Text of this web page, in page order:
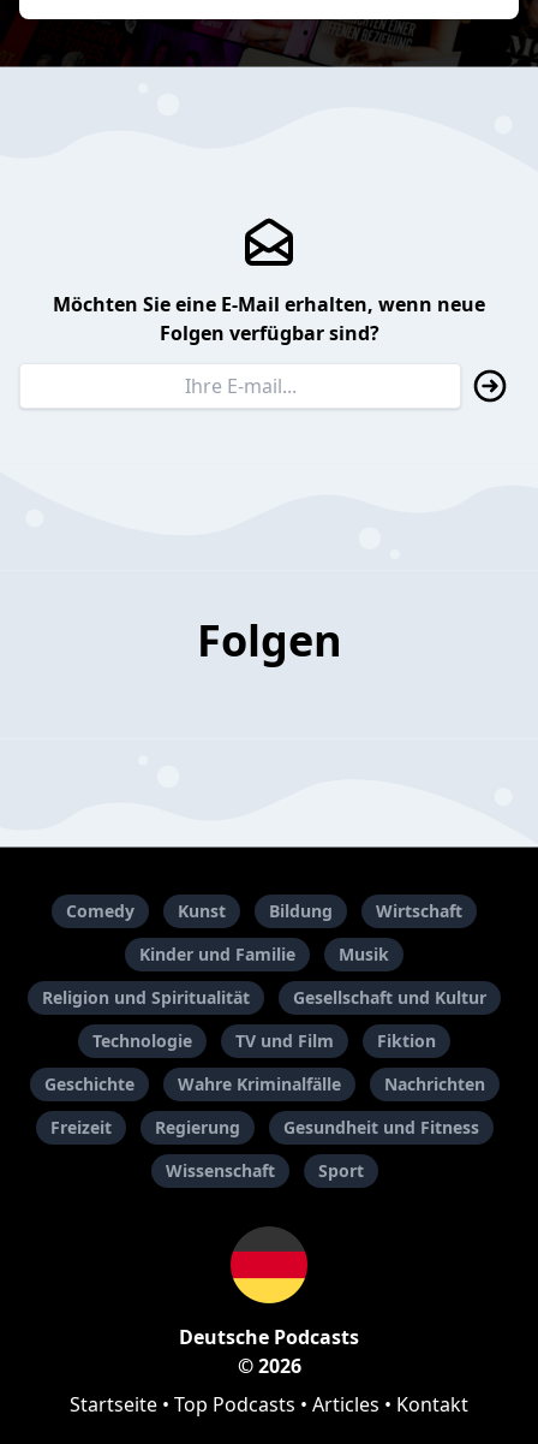
Möchten Sie eine E-Mail erhalten, wenn neue
Folgen verfügbar sind?
Folgen
Comedy Kunst Bildung
Wirtschaft
Kinder und Familie
Musik
Religion und Spiritualität
Gesellschaft und Kultur
Technologie
TV und Film
Fiktion
Geschichte
Wahre Kriminalfälle
Nachrichten
Freizeit
Regierung
Gesundheit und Fitness
Wissenschaft
Sport
Deutsche Podcasts
© 2026
Startseite • Top Podcasts • Articles • Kontakt